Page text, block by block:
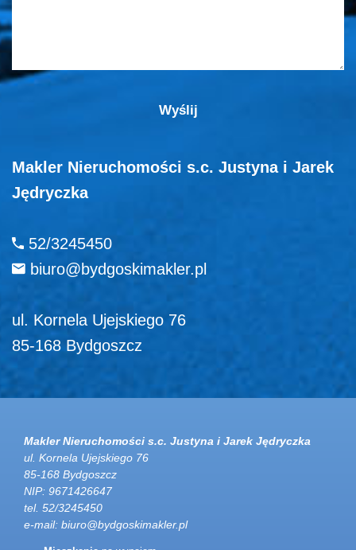
Makler Nieruchomości s.c. Justyna i Jarek
Jędryczka
52/3245450
biuro@bydgoskimakler.pl
ul. Kornela Ujejskiego 76
85-168 Bydgoszcz
Makler Nieruchomości s.c. Justyna i Jarek Jędryczka
ul. Kornela Ujejskiego 76
85-168 Bydgoszcz
NIP: 9671426647
tel. 52/3245450
e-mail: biuro@bydgoskimakler.pl